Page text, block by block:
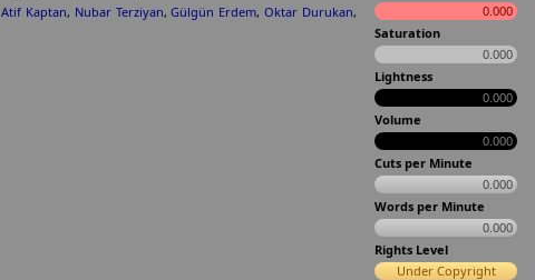
Atif Kaptan, Nubar Terziyan,Gülgün Erdem,Oktar Durukan,
0.000
Saturation
0.000
Lightness
0.000
Volume
0.000
Cuts per Minute
0.000
Words per Minute
0.000
Rights Level
Under Copyright